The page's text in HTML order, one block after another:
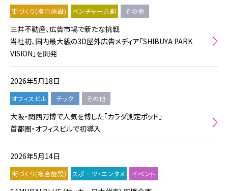
街づくり(複合施設) ベンチャー共創 その他
三井不動産、広告市場で新たな挑戦
当社初、国内最大級の3D屋外広告メディア「SHIBUYA PARK
VISION」を開発
2026年5月18日
オフィスビル テック その他
大阪・関西万博で人気を博した「カラダ測定ポッド」
首都圏・オフィスビルで初導入
2026年5月14日
街づくり(複合施設) スポーツ・エンタメ イベント